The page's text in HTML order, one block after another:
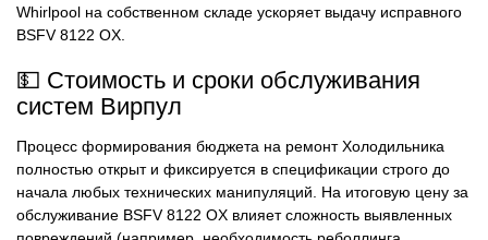
Whirlpool на собственном складе ускоряет выдачу исправного
BSFV 8122 OX.
💵 Стоимость и сроки обслуживания
систем Вирпул
Процесс формирования бюджета на ремонт Холодильника
полностью открыт и фиксируется в спецификации строго до
начала любых технических манипуляций. На итоговую цену за
обслуживание BSFV 8122 OX влияет сложность выявленных